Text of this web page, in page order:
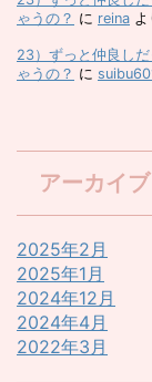
ゃうの？ に reina よ
23）ずっと仲良し
ゃうの？ に
アーカイブ
2025年2月
2025年1月
2024年12月
2024年4月
2022年3月